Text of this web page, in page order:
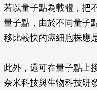
若以量子點為載體，把
量子點，由於不同量子
移比較快的癌細胞株應
此外，還可在量子點上
奈米科技與生物科技研